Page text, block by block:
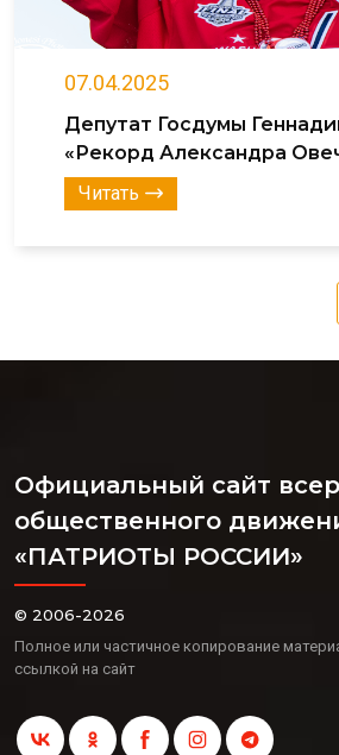
07.04.2025
Депутат Госдумы
«Рекорд Александра
Читать
Официальный сайт
общественного
«ПАТРИОТЫ РОССИИ»
© 2006-2026
Полное или частичное копирование
ссылкой на сайт